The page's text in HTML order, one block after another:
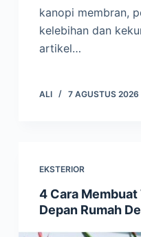
kanopi membran,
kelebihan dan
artikel…
ALI 7 AGUSTUS 2026
EKSTERIOR
4 Cara
Depan Rumah